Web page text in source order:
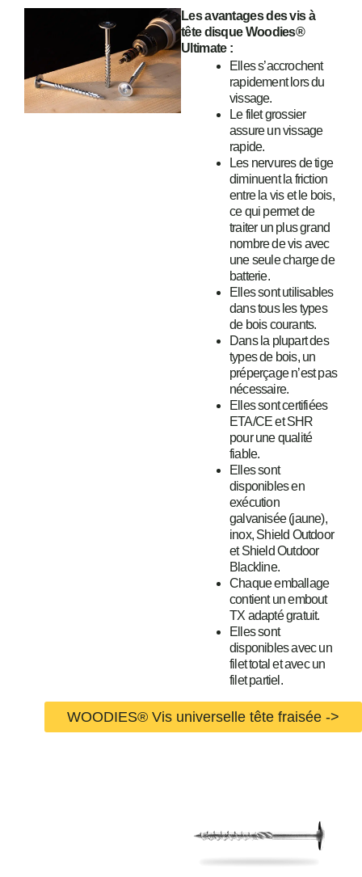
Les avantages des vis à
tête disque Woodies®
Ultimate :
Elles s’accrochent
rapidement lors du
vissage.
Le filet grossier
assure un vissage
rapide.
Les nervures de tige
diminuent la friction
entre la vis et le bois,
ce qui permet de
traiter un plus grand
nombre de vis avec
une seule charge de
batterie.
Elles sont utilisables
dans tous les types
de bois courants.
Dans la plupart des
types de bois, un
préperçage n’est pas
nécessaire.
Elles sont certifiées
ETA/CE et SHR
pour une qualité
fiable.
Elles sont
disponibles en
exécution
galvanisée (jaune),
inox, Shield Outdoor
et Shield Outdoor
Blackline.
Chaque emballage
contient un embout
TX adapté gratuit.
Elles sont
disponibles avec un
filet total et avec un
filet partiel.
WOODIES® Vis universelle tête fraisée ->